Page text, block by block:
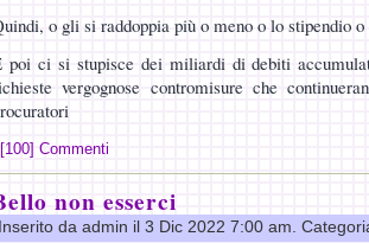
o gli si raddoppia più o meno o lo stipendio
poi ci si stupisce dei miliardi di debiti
vergognose contromisure che
[100] Commenti
non esserci
Inserito da admin il 3 Dic 2022 7:00 am.